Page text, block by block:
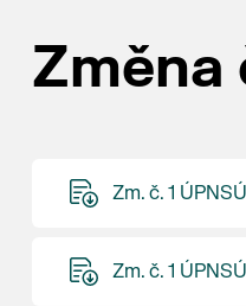
Změna
Zm. č. 1
Zm. č. 1